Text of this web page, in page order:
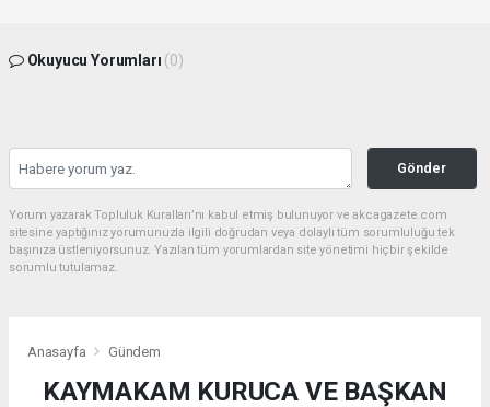
Okuyucu Yorumları (0)
Gönder
Yorum yazarak Topluluk Kuralları’nı kabul etmiş bulunuyor ve akcagazete.com
sitesine yaptığınız yorumunuzla ilgili doğrudan veya dolaylı tüm sorumluluğu tek
başınıza üstleniyorsunuz. Yazılan tüm yorumlardan site yönetimi hiçbir şekilde
sorumlu tutulamaz.
Anasayfa Gündem
KAYMAKAM KURUCA VE BAŞKAN